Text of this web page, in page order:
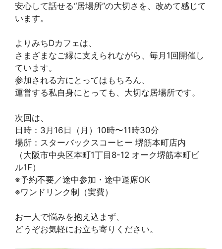
安心して話せる“居場所”の大切さを、改めて感じて
います。
よりみちDカフェは、
さまざまなご縁に支えられながら、毎月1回開催し
ています。
参加される方にとってはもちろん、
運営する私自身にとっても、大切な居場所です。
次回は、
日時：3月16日（月）10時〜11時30分
場所：スターバックスコーヒー 堺筋本町店内
（大阪市中央区本町1丁目8-12 オーク堺筋本町ビ
ル1F）
※予約不要／途中参加・途中退席OK
※ワンドリンク制（実費）
お一人で悩みを抱え込まず、
どうぞお気軽にお立ち寄りください。